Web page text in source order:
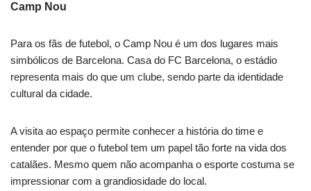
Camp Nou
Para os fãs de futebol, o Camp Nou é um dos lugares mais
simbólicos de Barcelona. Casa do FC Barcelona, o estádio
representa mais do que um clube, sendo parte da identidade
cultural da cidade.
A visita ao espaço permite conhecer a história do time e
entender por que o futebol tem um papel tão forte na vida dos
catalães. Mesmo quem não acompanha o esporte costuma se
impressionar com a grandiosidade do local.